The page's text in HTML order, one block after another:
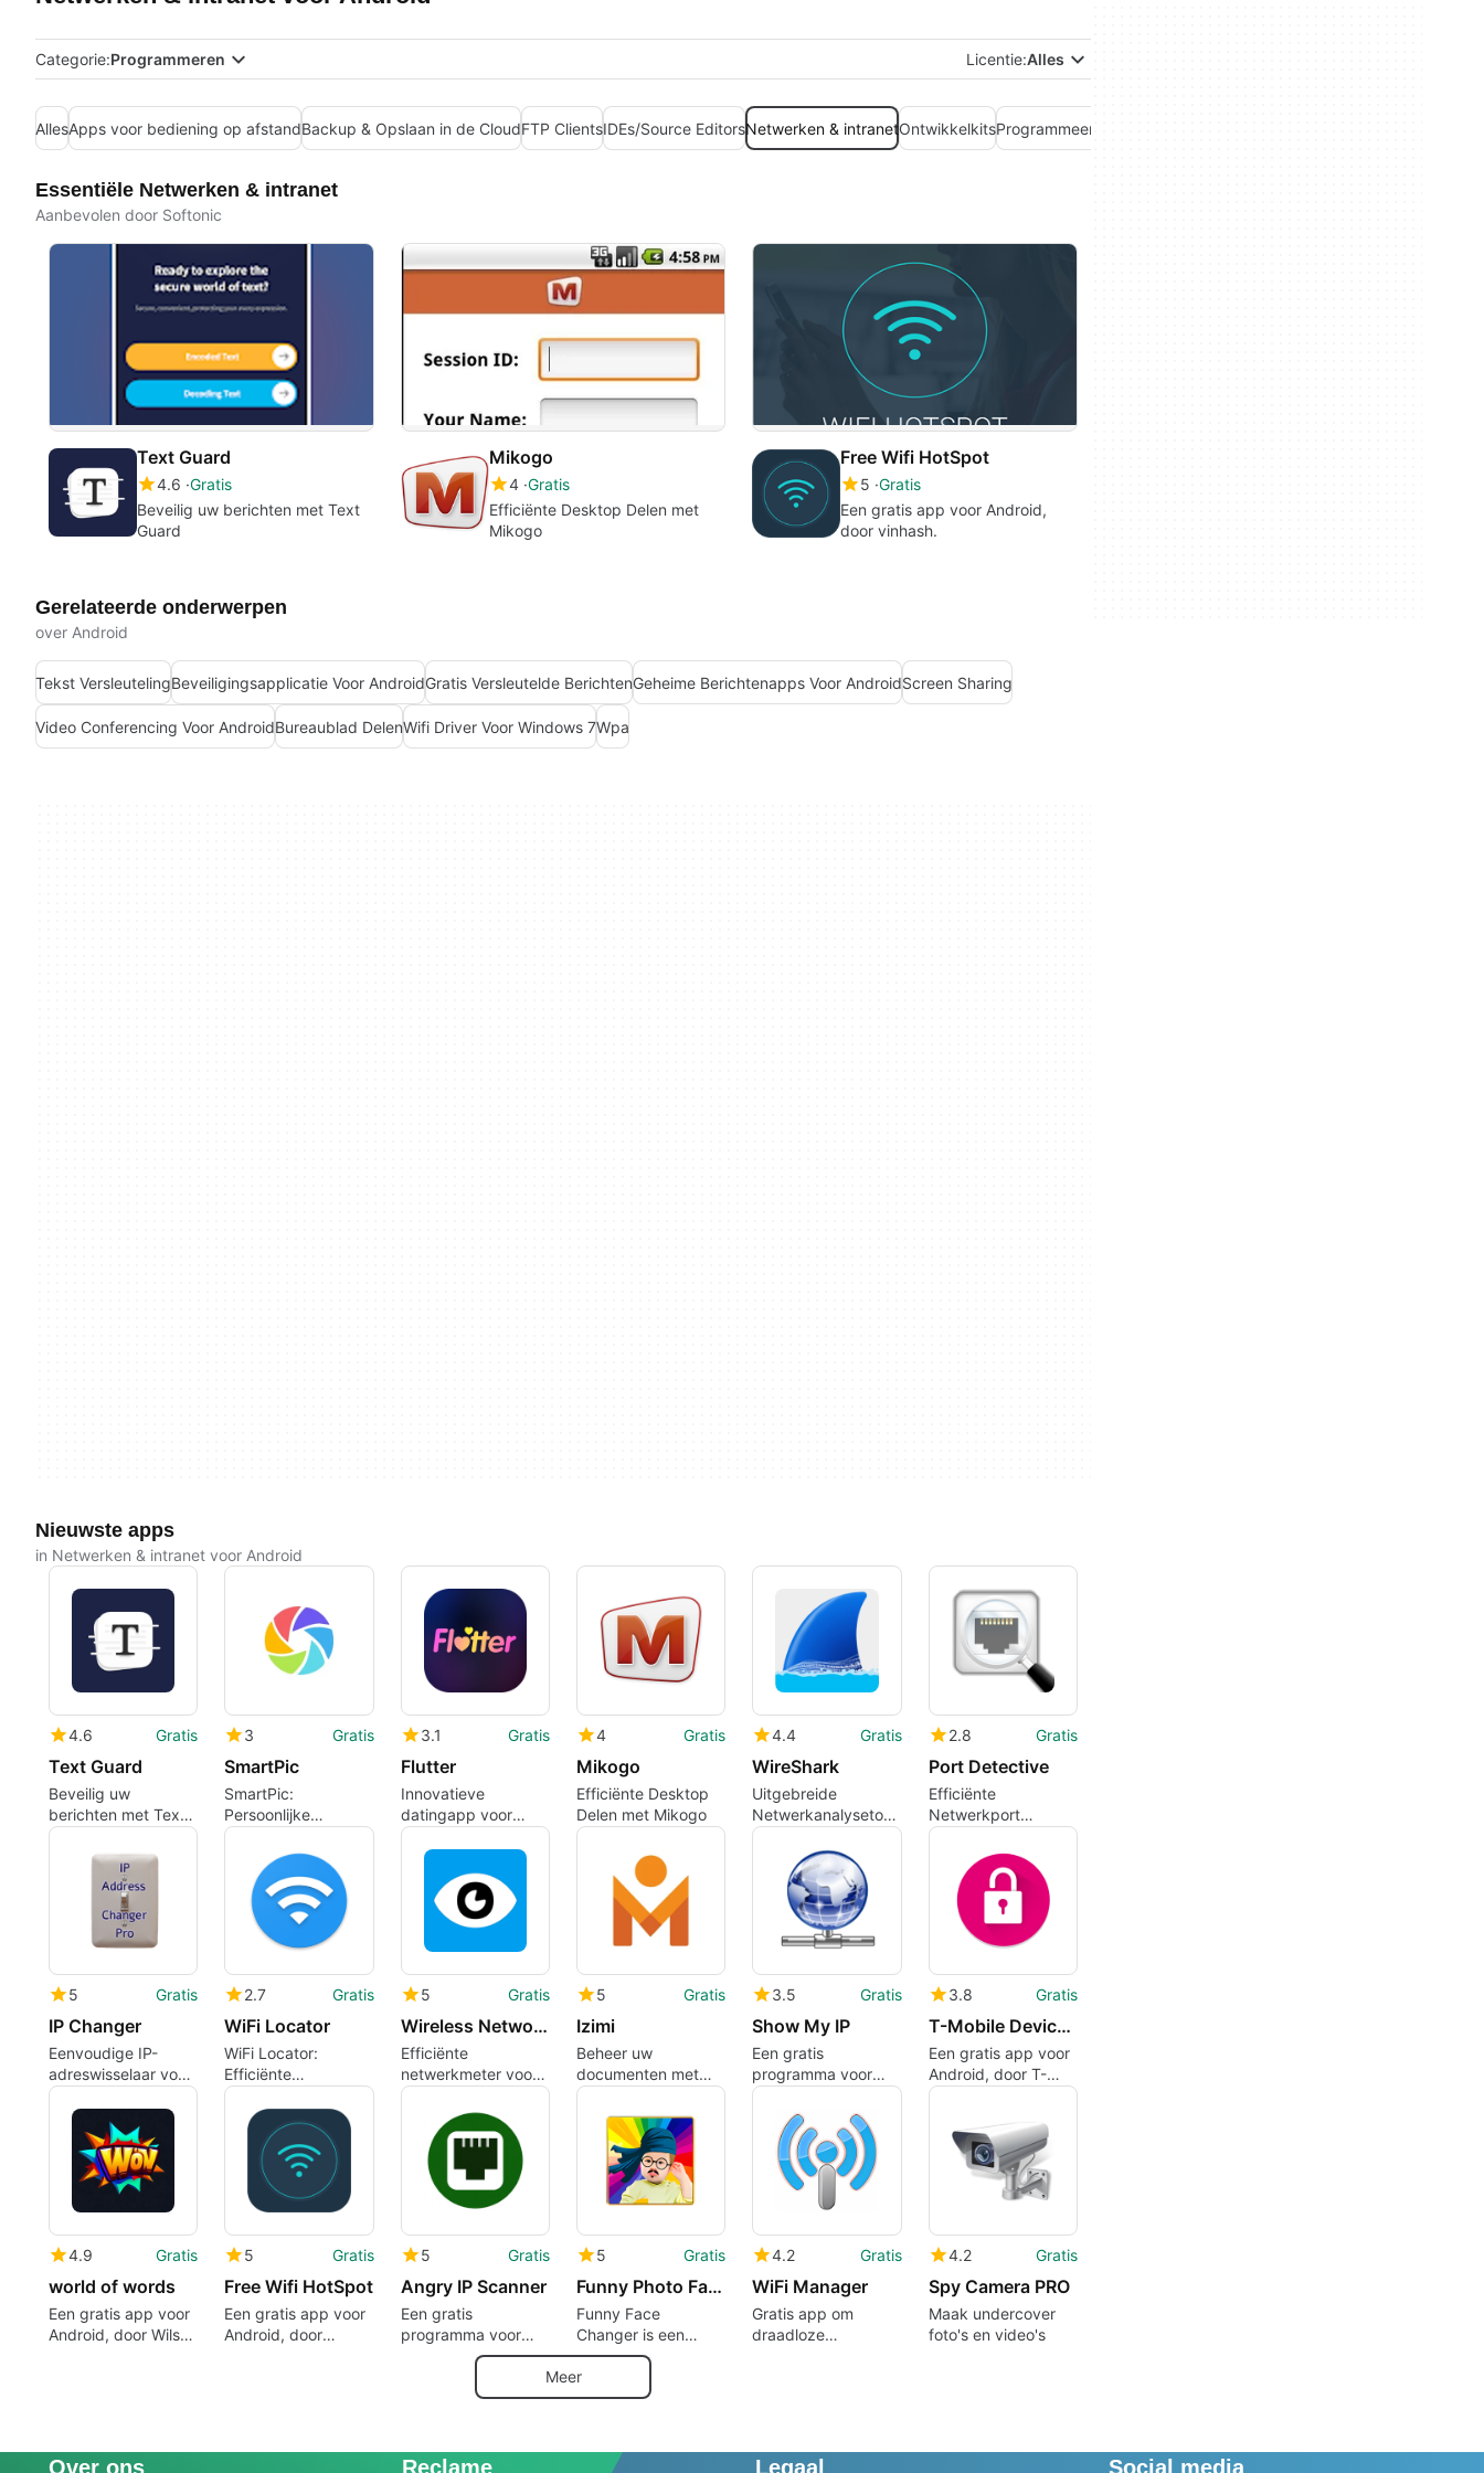
Categorie:Programmeren Licentie:Alles
AllesApps voor bediening op afstandBackup & Opslaan in de CloudFTP ClientsIDEs/Source EditorsNetwerken & intranetOntwikkelkitsProgrammeertalen
Essentiële Netwerken & intranet
Aanbevolen door Softonic
Text Guard
4.6 Gratis
Beveilig uw berichten met Text
Guard
Mikogo
4 Gratis
Efficiënte Desktop Delen met
Mikogo
Free Wifi HotSpot
5 Gratis
Een gratis app voor Android,
door vinhash.
Gerelateerde onderwerpen
over Android
Tekst VersleutelingBeveiligingsapplicatie Voor AndroidGratis Versleutelde BerichtenGeheime Berichtenapps Voor AndroidScreen Sharing
Video Conferencing Voor AndroidBureaublad DelenWifi Driver Voor Windows 7Wpa
Nieuwste apps
in Netwerken & intranet voor Android
4.6 Gratis
Text Guard
Beveilig uw
berichten met Text
Guard
3 Gratis
SmartPic
SmartPic:
Persoonlijke
Achtergronden en
3.1 Gratis
Flutter
Innovatieve
datingapp voor
diepere connecties
4 Gratis
Mikogo
Efficiënte Desktop
Delen met Mikogo
4.4 Gratis
WireShark
Uitgebreide
Netwerkanalysetool
voor Android
2.8 Gratis
Port Detective
Efficiënte
Netwerkport
Scanner voor
Android
5 Gratis
IP Changer
Eenvoudige IP-
adreswisselaar voor
Android
2.7 Gratis
WiFi Locator
WiFi Locator:
Efficiënte
Netwerkscanner
voor Android
5 Gratis
Wireless Network Watcher
Efficiënte
netwerkmeter voor
Android
5 Gratis
Izimi
Beheer uw
documenten met
Izimi
3.5 Gratis
Show My IP
Een gratis
programma voor
Android, gemaakt
door moniusoft.
3.8 Gratis
T-Mobile Device Unlock Google
Een gratis app voor
Android, door T-
Mobile USA.
4.9 Gratis
world of words
Een gratis app voor
Android, door Wilson
5 Gratis
Free Wifi HotSpot
Een gratis app voor
Android, door
5 Gratis
Angry IP Scanner
Een gratis
programma voor
Android, door
5 Gratis
Funny Photo Face Changer
Funny Face
Changer is een
geweldige en
coolste app
waarmee de
bewerken door
4.2 Gratis
WiFi Manager
Gratis app om
draadloze
4.2 Gratis
Spy Camera PRO
Maak undercover
foto's en video's
Meer
Over ons Reclame Legaal Social media